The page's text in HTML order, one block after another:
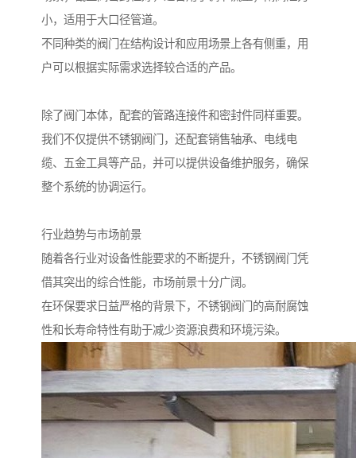
小，适用于大口径管道。
不同种类的阀门在结构设计和应用场景上各有侧重，用
户可以根据实际需求选择较合适的产品。
除了阀门本体，配套的管路连接件和密封件同样重要。
我们不仅提供不锈钢阀门，还配套销售轴承、电线电
缆、五金工具等产品，并可以提供设备维护服务，确保
整个系统的协调运行。
行业趋势与市场前景
随着各行业对设备性能要求的不断提升，不锈钢阀门凭
借其突出的综合性能，市场前景十分广阔。
在环保要求日益严格的背景下，不锈钢阀门的高耐腐蚀
性和长寿命特性有助于减少资源浪费和环境污染。